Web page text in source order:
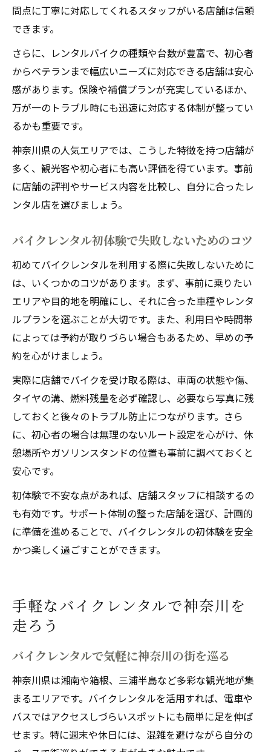
問点に丁寧に対応してくれるスタッフがいる店舗は信頼
できます。
さらに、レンタルバイクの種類や台数が豊富で、初心者
からベテランまで幅広いニーズに対応できる店舗は安心
感があります。保険や補償プランが充実しているほか、
万が一のトラブル時にも迅速に対応する体制が整ってい
るかも重要です。
神奈川県の人気エリアでは、こうした特徴を持つ店舗が
多く、観光客や初心者にも高い評価を得ています。事前
に店舗の評判やサービス内容を比較し、自分に合ったレ
ンタル店を選びましょう。
バイクレンタル初体験で失敗しないためのコツ
初めてバイクレンタルを利用する際に失敗しないために
は、いくつかのコツがあります。まず、事前に乗りたい
エリアや目的地を明確にし、それに合った車種やレンタ
ルプランを選ぶことが大切です。また、利用日や時間帯
によっては予約が取りづらい場合もあるため、早めの予
約を心がけましょう。
実際に店舗でバイクを受け取る際は、車両の状態や傷、
タイヤの溝、燃料残量を必ず確認し、必要なら写真に残
しておくと後々のトラブル防止につながります。さら
に、初心者の場合は無理のないルート設定を心がけ、休
憩場所やガソリンスタンドの位置も事前に調べておくと
安心です。
初体験で不安な点があれば、店舗スタッフに相談するの
も有効です。サポート体制の整った店舗を選び、計画的
に準備を進めることで、バイクレンタルの初体験を安全
かつ楽しく過ごすことができます。
手軽なバイクレンタルで神奈川を
走ろう
バイクレンタルで気軽に神奈川の街を巡る
神奈川県は湘南や箱根、三浦半島など多彩な観光地が集
まるエリアです。バイクレンタルを活用すれば、電車や
バスではアクセスしづらいスポットにも簡単に足を伸ば
せます。特に週末や休日には、混雑を避けながら自分の